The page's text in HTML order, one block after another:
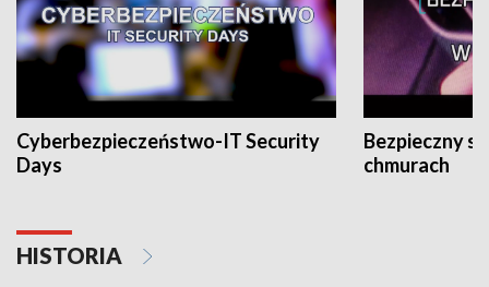
Cyberbezpieczeństwo-IT Security
Days
Bezpieczny
chmurach
HISTORIA